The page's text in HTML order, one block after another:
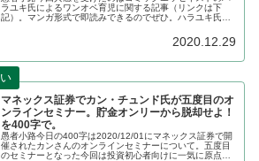
ラユキ氏によるワンオペ育児に関する記事（リンクは下
記）。マンガ形式で即読みできるのでぜひ。ハラユキ氏の
2020.12.29
マネックス証券でカン・チュンド氏が五度目のオ
ンラインセミナー。貯金オンリーから脱却せよ！
を400字で。
愚者小路今日の400字は2020/12/01にマネックス証券で開
催されたカンさんのオンラインセミナーについて。五度目
のセミナーとなった今回は投資初心者向けに一気に原点回